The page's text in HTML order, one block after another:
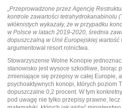
„Przeprowadzone przez Agencję
kontrole zawartości tetrahydrokanabinolu
włóknistych wykazały, że w przypadku
w Polsce w latach 2019-2020, średnia
dopuszczalną w Unii Europejskiej wartość
argumentował resort rolnictwa.
Stowarzyszenie Wolne Konopie
stanowisko jest wysoce szkodliwe, biorąc
zmieniające się przepisy w całej Europie,
psychoaktywnych konopi, których poziom
dopuszczalne 0,2 procent. W tym
pod uwagę nie tylko przepisy prawne, lecz